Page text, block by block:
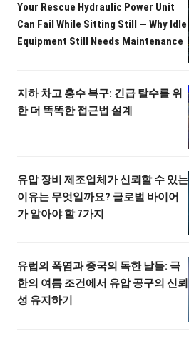
Your Rescue Hydraulic Power Unit
Can Fail While Sitting Still — Why Idle
Equipment Still Needs Maintenance
지하 차고 홍수 복구: 긴급 탈수를 위
한 더 똑똑한 접근법 설계
유압 장비 제조업체가 신뢰할 수 있는
이유는 무엇일까요? 글로벌 바이어
가 알아야 할 7가지
유럽의 폭염과 중국의 독한 날들: 극
한의 여름 조건에서 유압 공구의 신뢰
성 유지하기